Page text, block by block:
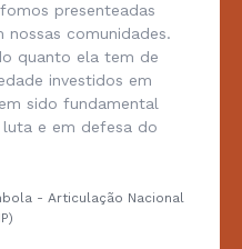
presenteadas
nossas comunidades.
quanto ela tem de
investidos em
sido fundamental
e em defesa do
- Articulação Nacional